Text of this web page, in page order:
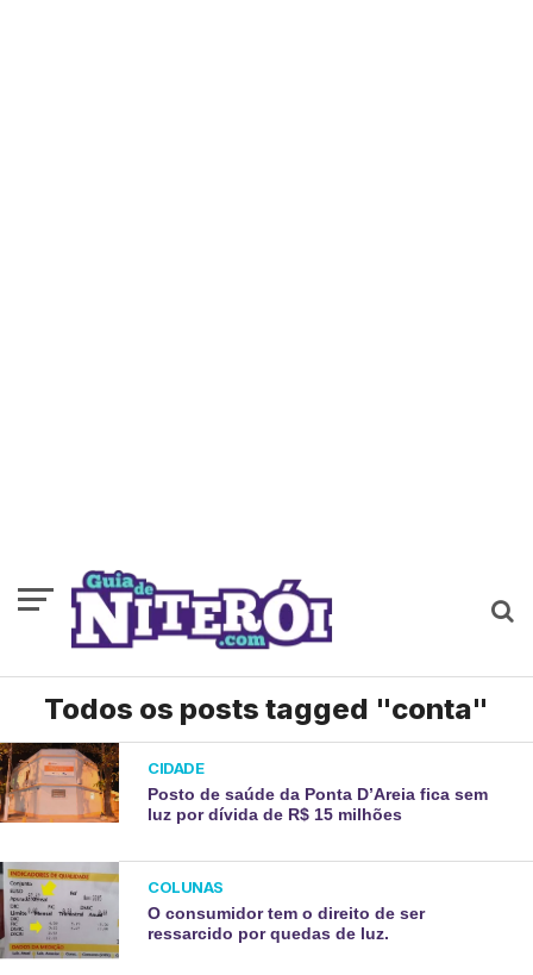
Todos os posts tagged "conta"
CIDADE
Posto de saúde da Ponta D’Areia fica sem
luz por dívida de R$ 15 milhões ​
COLUNAS
O consumidor tem o direito de ser
ressarcido por quedas de luz.